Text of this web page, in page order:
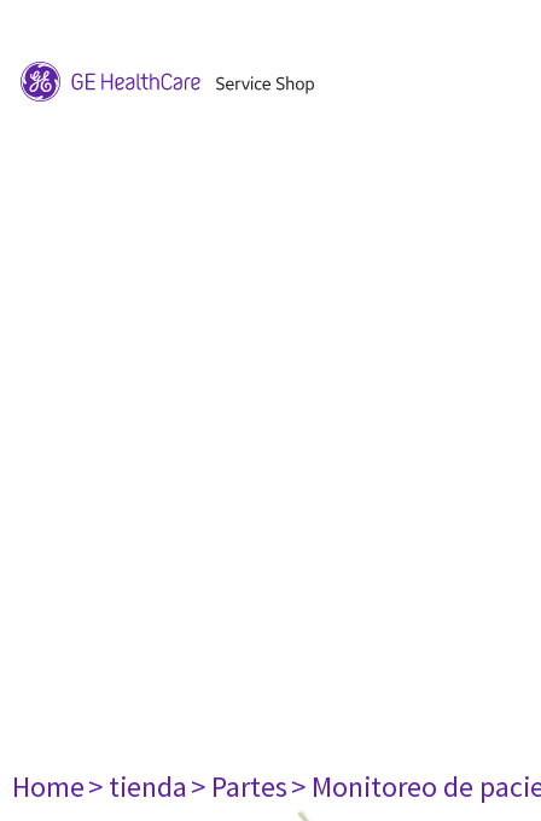
Home> tienda> Partes> Monitoreo de